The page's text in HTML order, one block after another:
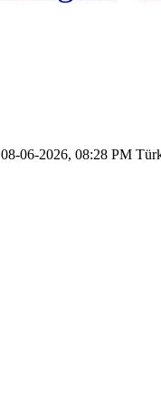
08-06-2026, 08:28 PM